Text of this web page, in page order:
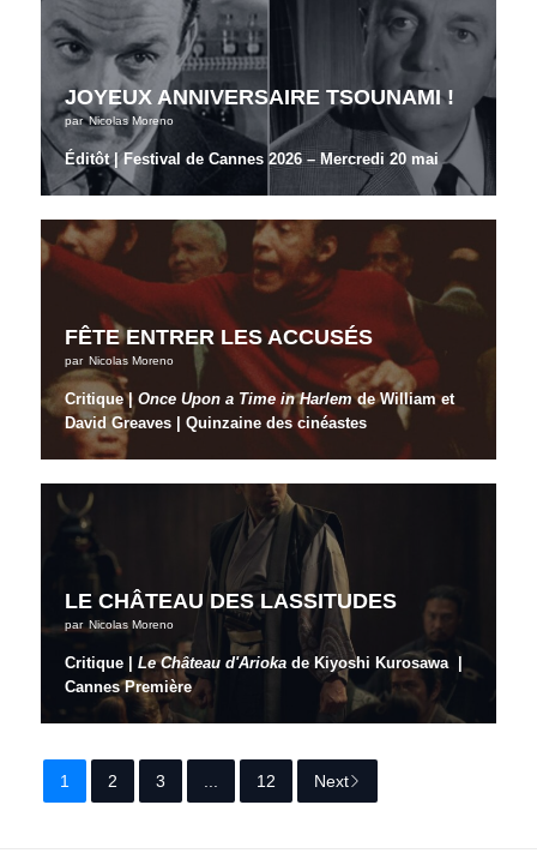
JOYEUX ANNIVERSAIRE TSOUNAMI !
par Nicolas Moreno
Éditôt | Festival de Cannes 2026 – Mercredi 20 mai
FÊTE ENTRER LES ACCUSÉS
par Nicolas Moreno
Critique |Once Upon a Time in Harlemde William et
David Greaves | Quinzaine des cinéastes
LE CHÂTEAU DES LASSITUDES
par Nicolas Moreno
Critique |Le Château d'Arioka de Kiyoshi Kurosawa |
Cannes Première
1 2 3 ... 12 Next